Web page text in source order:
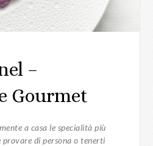
–
Gourmet
a casa le specialità più
di persona o tenerti